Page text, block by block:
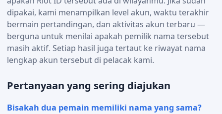
dipakai, kami menampilkan level akun, waktu terakhir
bermain pertandingan, dan aktivitas akun terbaru —
berguna untuk menilai apakah pemilik nama tersebut
masih aktif. Setiap hasil juga tertaut ke riwayat nama
lengkap akun tersebut di pelacak kami.
Pertanyaan yang sering diajukan
Bisakah dua pemain memiliki nama yang sama?